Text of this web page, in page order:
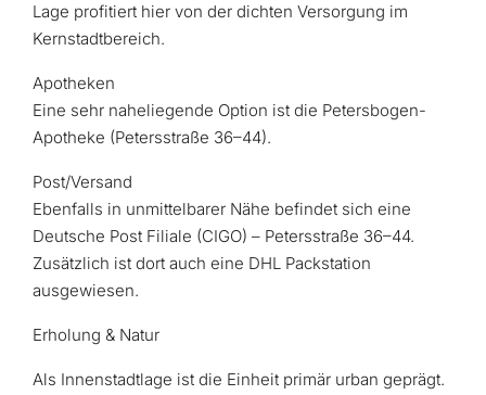
Lage profitiert hier von der dichten Versorgung im
Kernstadtbereich.
Apotheken
Eine sehr naheliegende Option ist die Petersbogen-
Apotheke (Petersstraße 36–44).
Post/Versand
Ebenfalls in unmittelbarer Nähe befindet sich eine
Deutsche Post Filiale (CIGO) – Petersstraße 36–44.
Zusätzlich ist dort auch eine DHL Packstation
ausgewiesen.
Erholung & Natur
Als Innenstadtlage ist die Einheit primär urban geprägt.